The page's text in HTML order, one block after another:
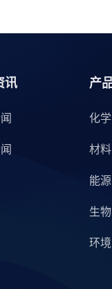
讯 产
化
材
能
生
环